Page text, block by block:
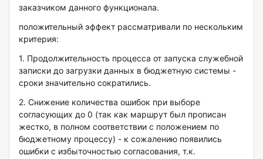
заказчиком данного функционала.
положительный эффект рассматривали по нескольким
критерия:
1. Продолжительность процесса от запуска служебной
записки до загрузки данных в бюджетную системы -
сроки значительно сократились.
2. Снижение количества ошибок при выборе
согласующих до 0 (так как маршрут был прописан
жестко, в полном соответствии с положением по
бюджетному процессу) - к сожалению появились
ошибки с избыточностью согласования, т.к.